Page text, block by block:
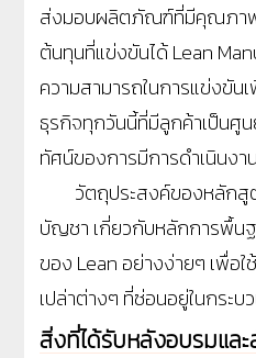
ส่งมอบผลิตภัณฑ์ที่มีคุณภาพ
ต้นทุนที่แข่งขันได้ Lean
ความสามารถในการแข่งขัน
ธุรกิจทุกวันนี้ที่มีลูกค้าเป็นศู
ทัศน์ของการมีการดำเนินงา
วัตถุประสงค์ของหลักสูต
บัญชา เกี่ยวกับหลักการพื้นฐ
ของ Lean อย่างง่ายๆ เพื่อ
เปล่าต่างๆ ที่ซ่อนอยู่ในกระบ
สิ่งที่ได้รับหลังอบรมแล